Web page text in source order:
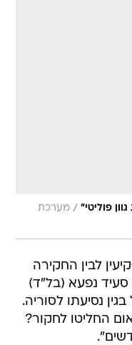
פוליטי" / מערכת
לבין החקירה
סעיד נפעא (בל"ד)
נסיעתו לסוריה.
החליטו לחקור?